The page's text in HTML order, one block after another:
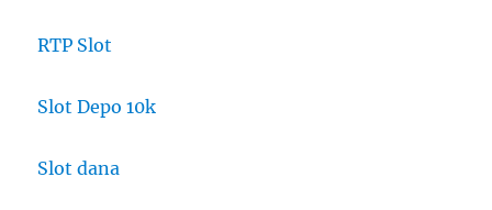
RTP Slot
Slot Depo 10k
Slot dana